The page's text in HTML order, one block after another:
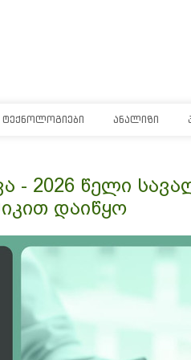
ᲢᲔᲥᲜᲝᲚᲝᲒᲘᲔᲑᲘ ᲐᲜᲐᲚᲘᲖᲘ
- 2026 წელი
დაიწყო